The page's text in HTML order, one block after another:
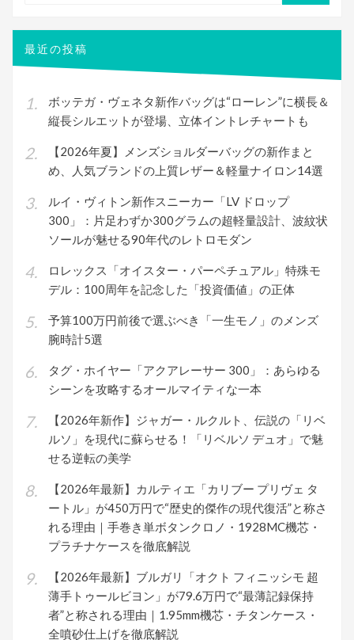
象:
最近の投稿
ボッテガ・ヴェネタ新作バッグは“ローレン”に横長＆
縦長シルエットが登場、立体イントレチャートも
【2026年夏】メンズショルダーバッグの新作まと
め、人気ブランドの上質レザー＆軽量ナイロン14選
ルイ・ヴィトン新作スニーカー「LV ドロップ
300」：片足わずか300グラムの超軽量設計、波紋状
ソールが魅せる90年代のレトロモダン
ロレックス「オイスター・パーペチュアル」特殊モ
デル：100周年を記念した「投資価値」の正体
予算100万円前後で選ぶべき「一生モノ」のメンズ
腕時計5選
タグ・ホイヤー「アクアレーサー 300」：あらゆる
シーンを攻略するオールマイティな一本
【2026年新作】ジャガー・ルクルト、伝説の「リベ
ルソ」を現代に蘇らせる！「リベルソ デュオ」で魅
せる逆転の美学
【2026年最新】カルティエ「カリブー プリヴェ タ
ートル」が450万円で“歴史的傑作の現代復活”と称さ
れる理由｜手巻き単ボタンクロノ・1928MC機芯・
プラチナケースを徹底解説
【2026年最新】ブルガリ「オクト フィニッシモ 超
薄手トゥールビヨン」が79.6万円で“最薄記録保持
者”と称される理由｜1.95mm機芯・チタンケース・
全噴砂仕上げを徹底解説